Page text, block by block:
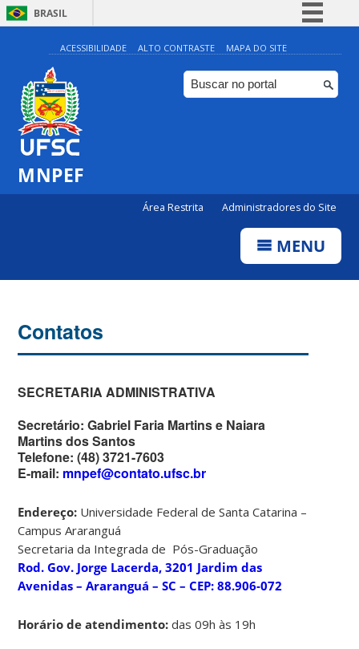
BRASIL
Simplifique!
Comunica BR
Participe
ACESSIBILIDADE ALTO CONTRASTE MAPA DO SITE
MNPEF
Área Restrita Administradores do Site
MENU
Contatos
SECRETARIA ADMINISTRATIVA
Secretário: Gabriel Faria Martins e Naiara
Martins dos Santos
Telefone: (48) 3721-7603
E-mail: mnpef@contato.ufsc.br
Endereço: Universidade Federal de Santa Catarina –
Campus Araranguá
Secretaria da Integrada de Pós-Graduação
Rod. Gov. Jorge Lacerda, 3201 Jardim das
Avenidas – Araranguá – SC – CEP: 88.906-072
Horário de atendimento: das 09h às 19h